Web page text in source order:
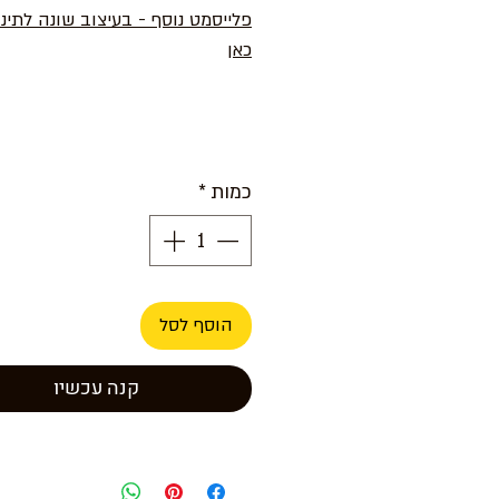
פלייסמט נוסף - בעיצוב שונה
כאן
כמות*
הוסף לסל
קנה עכשיו